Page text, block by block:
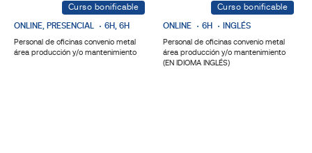
Curso bonificable
ONLINE, PRESENCIAL 6H, 6H
Personal de oficinas convenio metal
área producción y/o mantenimiento
Curso bonificable
ONLINE 6H INGLÉS
Personal de oficinas convenio metal
área producción y/o mantenimiento
(EN IDIOMA INGLÉS)